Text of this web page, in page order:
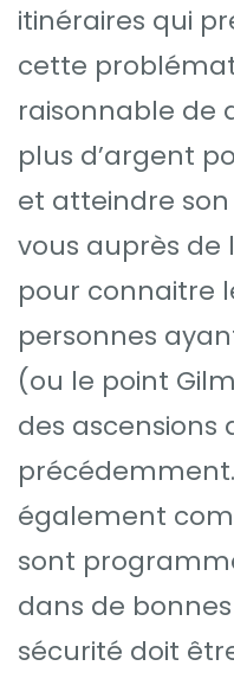
itinéraires qui
cette
raisonnable de
plus d’argent
et atteindre son
vous auprès de
pour connaitre
personnes
(ou le point
des ascensions
également
sont
dans de
sécurité doit